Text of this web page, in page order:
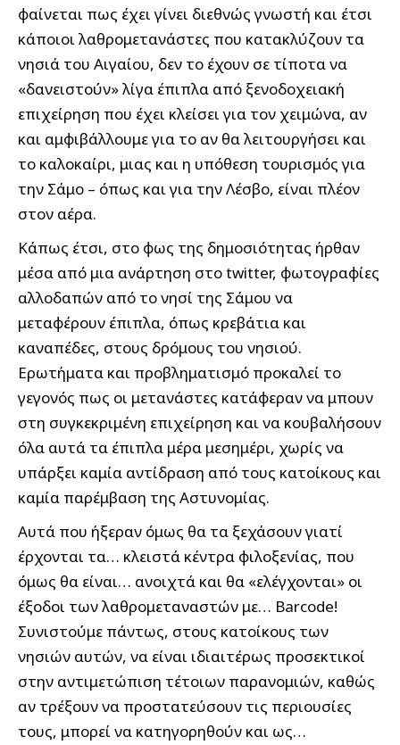
φαίνεται πως έχει γίνει διεθνώς γνωστή και έτσι
κάποιοι λαθρομετανάστες που κατακλύζουν τα
νησιά του Αιγαίου, δεν το έχουν σε τίποτα να
«δανειστούν» λίγα έπιπλα από ξενοδοχειακή
επιχείρηση που έχει κλείσει για τον χειμώνα, αν
και αμφιβάλλουμε για το αν θα λειτουργήσει και
το καλοκαίρι, μιας και η υπόθεση τουρισμός για
την Σάμο – όπως και για την Λέσβο, είναι πλέον
στον αέρα.
Κάπως έτσι, στο φως της δημοσιότητας ήρθαν
μέσα από μια ανάρτηση στο twitter, φωτογραφίες
αλλοδαπών από το νησί της Σάμου να
μεταφέρουν έπιπλα, όπως κρεβάτια και
καναπέδες, στους δρόμους του νησιού.
Ερωτήματα και προβληματισμό προκαλεί το
γεγονός πως οι μετανάστες κατάφεραν να μπουν
στη συγκεκριμένη επιχείρηση και να κουβαλήσουν
όλα αυτά τα έπιπλα μέρα μεσημέρι, χωρίς να
υπάρξει καμία αντίδραση από τους κατοίκους και
καμία παρέμβαση της Αστυνομίας.
Αυτά που ήξεραν όμως θα τα ξεχάσουν γιατί
έρχονται τα… κλειστά κέντρα φιλοξενίας, που
όμως θα είναι… ανοιχτά και θα «ελέγχονται» οι
έξοδοι των λαθρομεταναστών με… Barcode!
Συνιστούμε πάντως, στους κατοίκους των
νησιών αυτών, να είναι ιδιαιτέρως προσεκτικοί
στην αντιμετώπιση τέτοιων παρανομιών, καθώς
αν τρέξουν να προστατεύσουν τις περιουσίες
τους, μπορεί να κατηγορηθούν και ως…